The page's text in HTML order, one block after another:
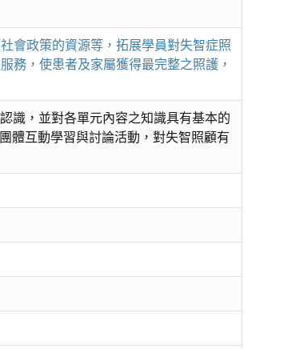
會政策的資源等，拓展學員對失智症照
務，使患者及家屬獲得最完整之照護，
識，並對各單元內容之知識具有基本的
體互動學習與討論活動，對失智照顧有